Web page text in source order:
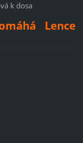
k dosa
Lence